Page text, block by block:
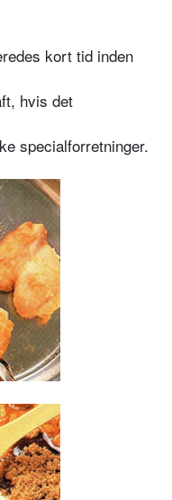
kort tid inden
hvis det
specialforretninger.